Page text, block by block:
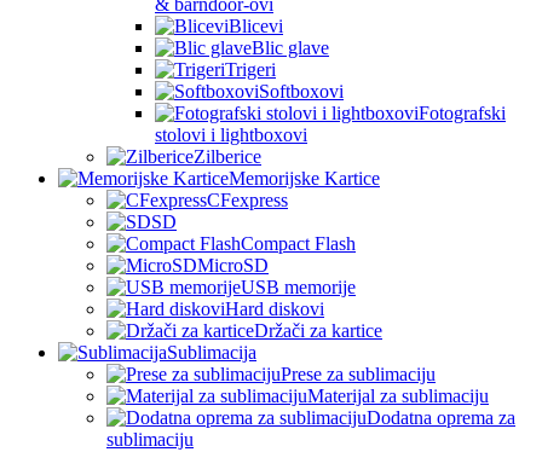
Blicevi
Blic glave
Trigeri
Softboxovi
Fotografski
stolovi i lightboxovi
Zilberice
Memorijske Kartice
CFexpress
SD
Compact Flash
MicroSD
USB memorije
Hard diskovi
Držači za kartice
Sublimacija
Prese za sublimaciju
Materijal za sublimaciju
Dodatna oprema za
sublimaciju